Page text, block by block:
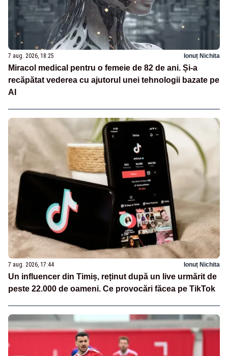
7 aug. 2026, 18:25 Ionuț Nichita
Miracol medical pentru o femeie de 82 de ani. Și-a
recăpătat vederea cu ajutorul unei tehnologii bazate pe
AI
7 aug. 2026, 17:44 Ionuț Nichita
Un influencer din Timiș, reținut după un live urmărit de
peste 22.000 de oameni. Ce provocări făcea pe TikTok